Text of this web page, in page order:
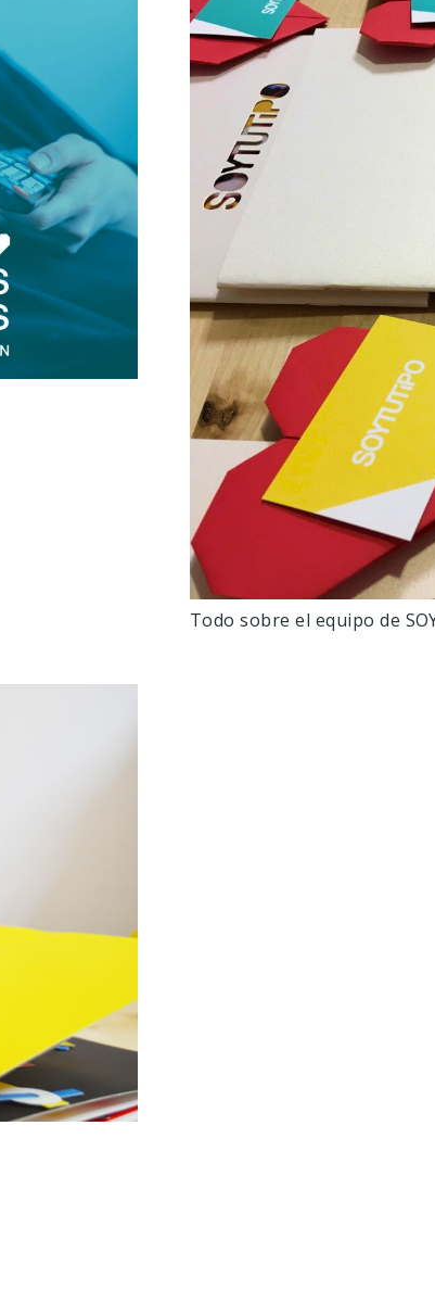
Todo sobre el equipo de